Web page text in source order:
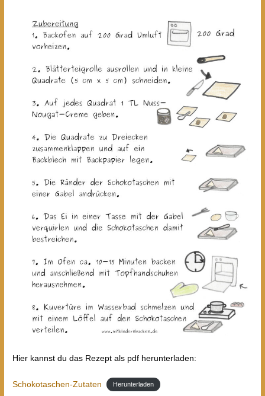
Hier kannst du das Rezept als pdf herunterladen:
Schokotaschen-Zutaten Herunterladen